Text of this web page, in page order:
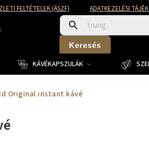
FELTÉTELEK (ÁSZF) ADATKEZELÉSI
Keresés
KÁVÉKAPSZULÁK
Original instant kávé